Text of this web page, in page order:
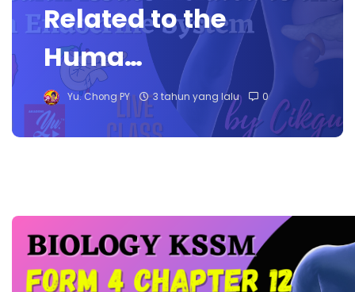
Related to the
Huma…
Yu. Chong PY 3 tahun yang lalu 0